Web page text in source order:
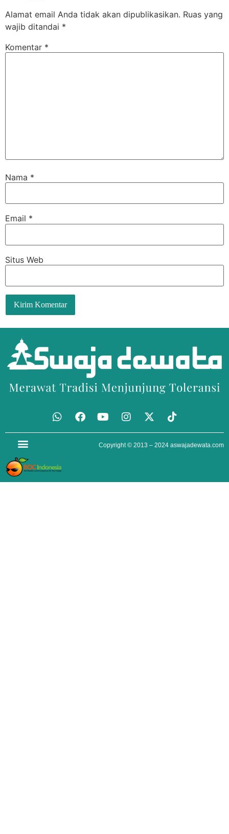
Alamat email Anda tidak akan dipublikasikan. Ruas yang
wajib ditandai *
Komentar *
Nama *
Email *
Situs Web
Copyright © 2013 – 2024 aswajadewata.com